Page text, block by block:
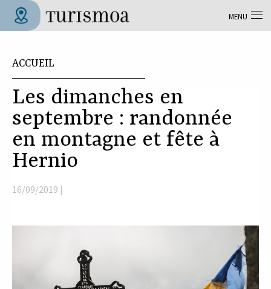
Aller au contenu principal
ACCUEIL
Les dimanches en
septembre : randonnée
en montagne et fête à
Hernio
16/09/2019 |
MENU